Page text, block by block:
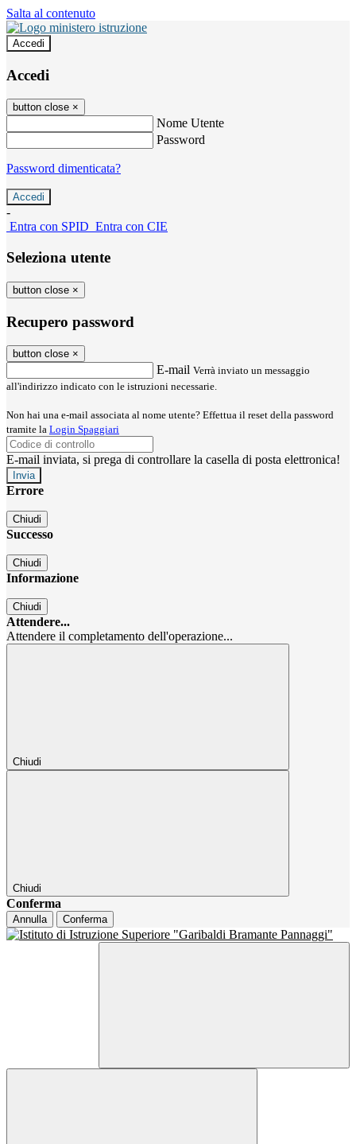
Salta al contenuto
Accedi
Accedi
button close ×
Nome Utente
Password
Password dimenticata?
-
Entra con SPID Entra con CIE
Seleziona utente
button close ×
Recupero password
button close ×
E-mail Verrà inviato un messaggio
all'indirizzo indicato con le istruzioni necessarie.
Non hai una e-mail associata al nome utente? Effettua il reset della password
tramite la Login Spaggiari
E-mail inviata, si prega di controllare la casella di posta elettronica!
Errore
Chiudi
Successo
Chiudi
Informazione
Chiudi
Attendere...
Attendere il completamento dell'operazione...
Chiudi
Chiudi
Conferma
Annulla Conferma